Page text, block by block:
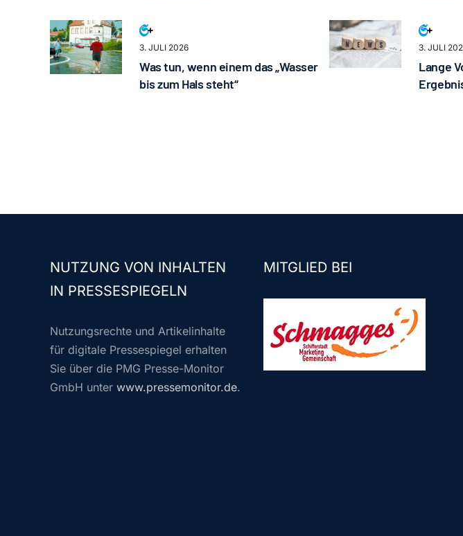
3. JULI 2026
Was tun, wenn einem das „Wasser
bis zum Hals steht“
3. JULI
Lange
NUTZUNG VON INHALTEN
IN PRESSESPIEGELN
Nutzungsrechte und Artikelinhalte
für digitale Pressespiegel erhalten
Sie über die PMG Presse-Monitor
GmbH unter www.pressemonitor.de.
MITGLIED BEI